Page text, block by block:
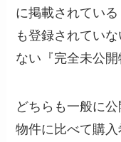
に掲載されてい
も登録されてい
ない『完全未公開
どちらも一般に
物件に比べて購